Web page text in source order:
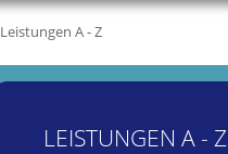
Leistungen A - Z
LEISTUNGEN A - Z